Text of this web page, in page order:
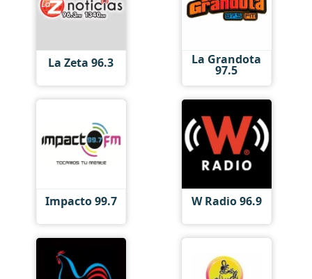
La Zeta 96.3 La Grandota
97.5
Impacto 99.7 W Radio 96.9